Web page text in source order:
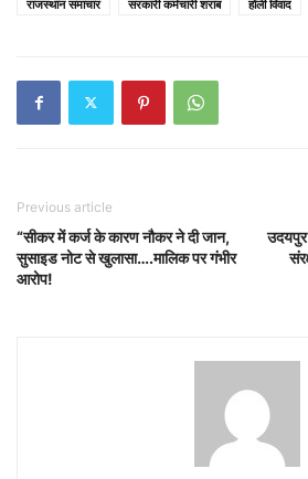
राजस्थान समाचार
सरकारी कर्मचारी शराब होली विवाद
Previous article
“सीकर में कर्ज के कारण नौकर ने दी जान,
सुसाइड नोट से खुलासा….मालिक पर गंभीर
आरोप!